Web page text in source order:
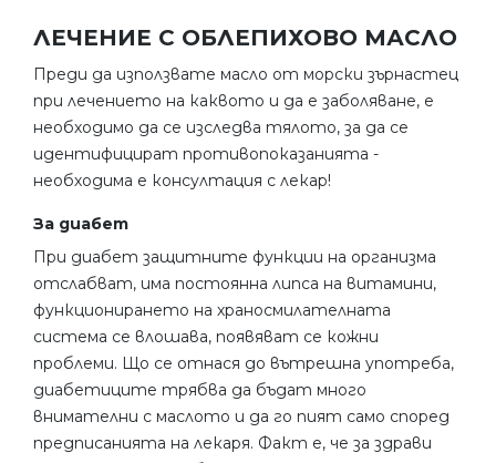
ЛЕЧЕНИЕ С ОБЛЕПИХОВО МАСЛО
Преди да използвате масло от морски зърнастец
при лечението на каквото и да е заболяване, е
необходимо да се изследва тялото, за да се
идентифицират противопоказанията -
необходима е консултация с лекар!
За диабет
При диабет защитните функции на организма
отслабват, има постоянна липса на витамини,
функционирането на храносмилателната
система се влошава, появяват се кожни
проблеми. Що се отнася до вътрешна употреба,
диабетиците трябва да бъдат много
внимателни с маслото и да го пият само според
предписанията на лекаря. Факт е, че за здрави